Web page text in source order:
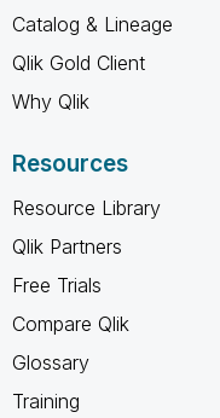
Catalog & Lineage
Qlik Gold Client
Why Qlik
Resources
Resource Library
Qlik Partners
Free Trials
Compare Qlik
Glossary
Training